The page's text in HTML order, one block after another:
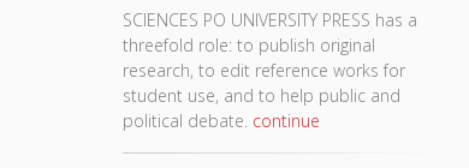
SCIENCES PO UNIVERSITY PRESS has a
threefold role: to publish original
research, to edit reference works for
student use, and to help public and
political debate. continue